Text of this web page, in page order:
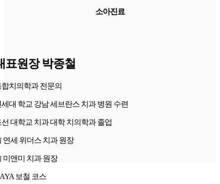
소아진료
표원장 박종철
치의학과 전문의
대 학교 강남 세브란스 치과 병원 수련
대학교 치과 대학 치의학과 졸업
연세 위더스 치과 원장
미앤미 치과 원장
보철 코스